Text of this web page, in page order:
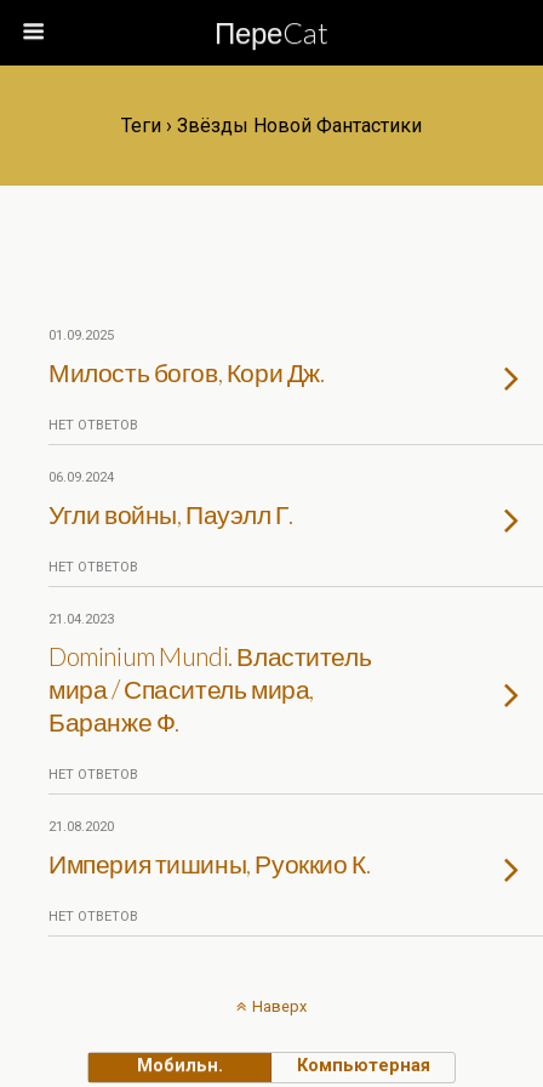
ПереCat
Теги › Звёзды Новой Фантастики
01.09.2025
Милость богов, Кори Дж.
НЕТ ОТВЕТОВ
06.09.2024
Угли войны, Пауэлл Г.
НЕТ ОТВЕТОВ
21.04.2023
Dominium Mundi. Властитель
мира / Спаситель мира,
Баранже Ф.
НЕТ ОТВЕТОВ
21.08.2020
Империя тишины, Руоккио К.
НЕТ ОТВЕТОВ
Наверх
Мобильн. Компьютерная